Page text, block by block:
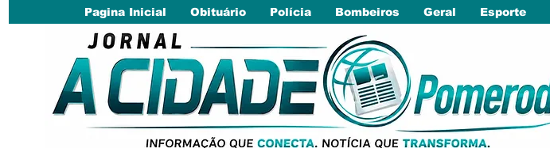
Pagina Inicial Obituário Polícia Bombeiros Geral Esporte